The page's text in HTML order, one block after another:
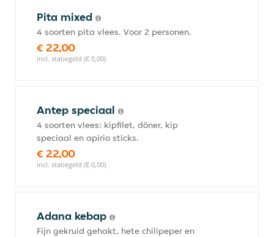
Pita mixed
4 soorten pita vlees. Voor 2 personen.
€ 22,00
incl. statiegeld (€ 0,00)
Antep speciaal
4 soorten vlees: kipfilet, döner, kip
speciaal en apirio sticks.
€ 22,00
incl. statiegeld (€ 0,00)
Adana kebap
Fijn gekruid gehakt, hete chilipeper en